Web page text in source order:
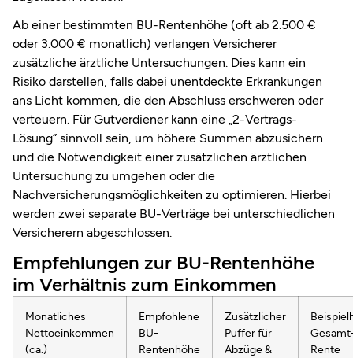
Ab einer bestimmten BU-Rentenhöhe (oft ab 2.500 €
oder 3.000 € monatlich) verlangen Versicherer
zusätzliche ärztliche Untersuchungen. Dies kann ein
Risiko darstellen, falls dabei unentdeckte Erkrankungen
ans Licht kommen, die den Abschluss erschweren oder
verteuern. Für Gutverdiener kann eine „2-Vertrags-
Lösung” sinnvoll sein, um höhere Summen abzusichern
und die Notwendigkeit einer zusätzlichen ärztlichen
Untersuchung zu umgehen oder die
Nachversicherungsmöglichkeiten zu optimieren. Hierbei
werden zwei separate BU-Verträge bei unterschiedlichen
Versicherern abgeschlossen.
Empfehlungen zur BU-Rentenhöhe
im Verhältnis zum Einkommen
Monatliches
Nettoeinkommen
(ca.)
Empfohlene
BU-
Rentenhöhe
Zusätzlicher
Puffer für
Abzüge &
Rente